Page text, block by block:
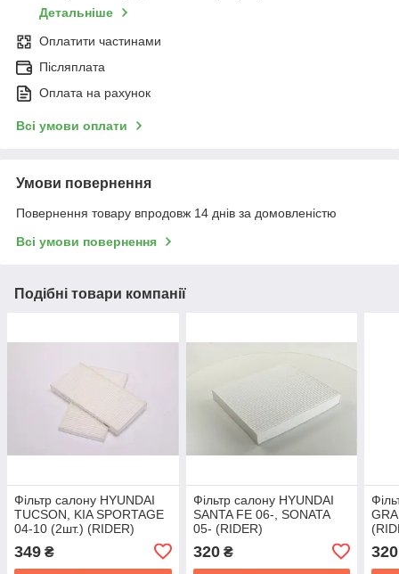
Детальніше
Оплатити частинами
Післяплата
Оплата на рахунок
Всі умови оплати
Умови повернення
Повернення товару впродовж 14 днів за домовленістю
Всі умови повернення
Подібні товари компанії
Фільтр салону HYUNDAI
TUCSON, KIA SPORTAGE
04-10 (2шт.) (RIDER)
349 ₴
Фільтр салону HYUNDAI
SANTA FE 06-, SONATA
05- (RIDER)
320₴ 320